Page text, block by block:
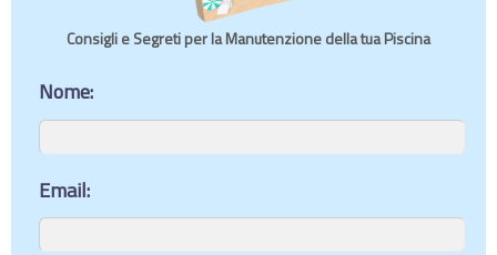
Consigli e Segreti per la Manutenzione della tua Piscina
Nome:
Email: